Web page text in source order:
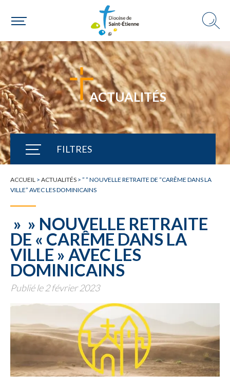
ACTUALITÉS
FILTRES
TOUTE L'ACTUALITÉ
ACCUEIL > ACTUALITÉS > ” ” NOUVELLE RETRAITE DE “CARÊME DANS LA
VILLE” AVEC LES DOMINICAINS
» » NOUVELLE RETRAITE
DE « CARÊME DANS LA
VILLE » AVEC LES
DOMINICAINS
Publié le 2 février 2023